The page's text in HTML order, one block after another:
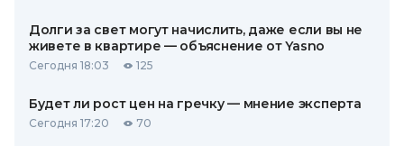
Долги за свет могут начислить, даже если вы не
живете в квартире — объяснение от Yasno
Сегодня 18:03 125
Будет ли рост цен на гречку — мнение эксперта
Сегодня 17:20 70